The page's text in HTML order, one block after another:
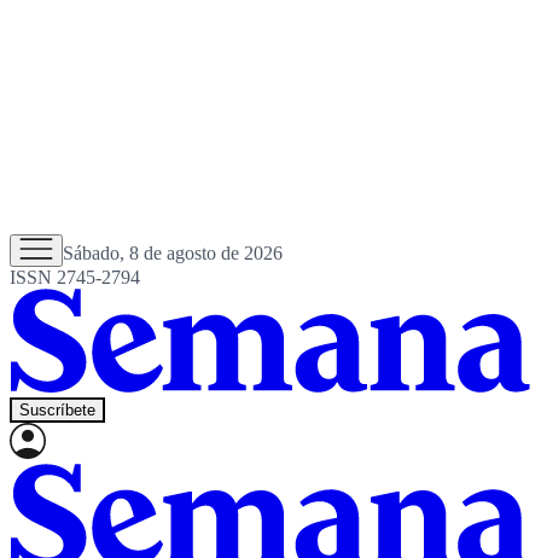
Sábado, 8 de agosto de 2026
ISSN 2745-2794
Suscríbete